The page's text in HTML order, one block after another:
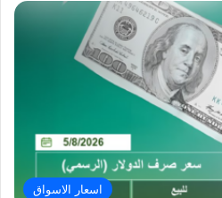
اسعار الاسواق